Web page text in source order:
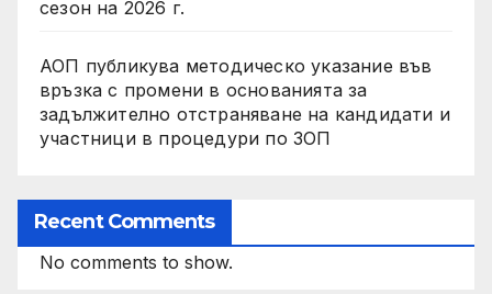
сезон на 2026 г.
АОП публикува методическо указание във
връзка с промени в основанията за
задължително отстраняване на кандидати и
участници в процедури по ЗОП
Recent Comments
No comments to show.